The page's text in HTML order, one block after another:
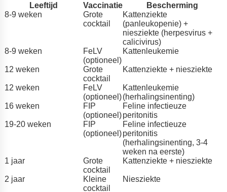
Leeftijd Vaccinatie
Bescherming
8-9 weken
Grote
cocktail
Kattenziekte
(panleukopenie) +
niesziekte (herpesvirus +
calicivirus)
8-9 weken
FeLV
(optioneel)
Kattenleukemie
12 weken
Grote
cocktail
Kattenziekte + niesziekte
12 weken
FeLV
(optioneel)
Kattenleukemie
(herhalingsinenting)
16 weken
FIP
(optioneel)
Feline infectieuze
peritonitis
19-20 weken
FIP
(optioneel)
Feline infectieuze
peritonitis
(herhalingsinenting, 3-4
weken na eerste)
1 jaar
Grote
cocktail
Kattenziekte + niesziekte
2 jaar
Kleine
cocktail
Niesziekte